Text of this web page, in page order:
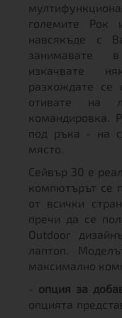
големите
навсякъде с
занимавате
изкачвате
разхождате
отивате на
командировка.
под ръка - на
място.
Сейвър 30 е
компютърът се
от всички
пречи да се
Оutdoor
лаптоп.
максимално
опция за
опцията